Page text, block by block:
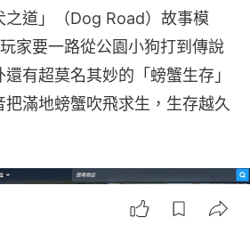
之道」（Dog Road）故事模
家要一路從公園小狗打到傳說
有超莫名其妙的「螃蟹生存」
滿地螃蟹吹飛求生，生存越久